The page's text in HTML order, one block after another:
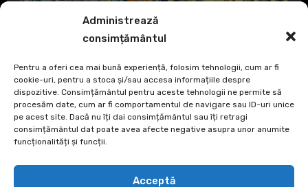
Administrează
consimțământul
Pentru a oferi cea mai bună experiență, folosim tehnologii, cum ar fi
cookie-uri, pentru a stoca și/sau accesa informațiile despre
dispozitive. Consimțământul pentru aceste tehnologii ne permite să
procesăm date, cum ar fi comportamentul de navigare sau ID-uri unice
pe acest site. Dacă nu îți dai consimțământul sau îți retragi
consimțământul dat poate avea afecte negative asupra unor anumite
funcționalități și funcții.
Acceptă
focfoc